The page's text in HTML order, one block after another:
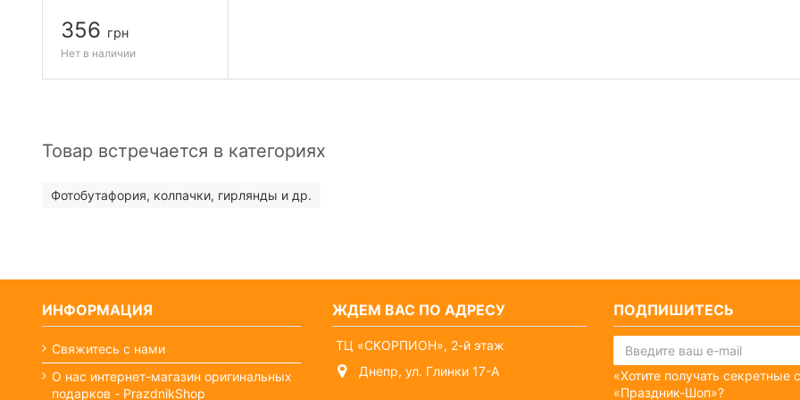
356 грн
Нет в наличии
Товар встречается в категориях
Фотобутафория, колпачки, гирлянды и др.
ИНФОРМАЦИЯ
Свяжитесь с нами
О нас интернет-магазин оригинальных
подарков - PrazdnikShop
ЖДЕМ ВАС ПО АДРЕСУ
ТЦ «СКОРПИОН», 2-й этаж
Днепр, ул. Глинки 17-А
ПОДПИШИТЕСЬ
«Хотите получать секретные
«Праздник-Шоп»?